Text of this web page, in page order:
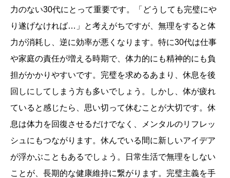
力のない30代にとって重要です。「どうしても完璧にや
り遂げなければ…」と考えがちですが、無理をすると体
力が消耗し、逆に効率が悪くなります。特に30代は仕事
や家庭の責任が増える時期で、体力的にも精神的にも負
担がかかりやすいです。完璧を求めるあまり、休息を後
回しにしてしまう方も多いでしょう。しかし、体が疲れ
ていると感じたら、思い切って休むことが大切です。休
息は体力を回復させるだけでなく、メンタルのリフレッ
シュにもつながります。休んでいる間に新しいアイデア
が浮かぶこともあるでしょう。日常生活で無理をしない
ことが、長期的な健康維持に繋がります。完璧主義を手